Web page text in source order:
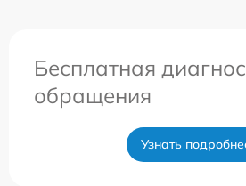
Бесплатная
обращения
Узнать